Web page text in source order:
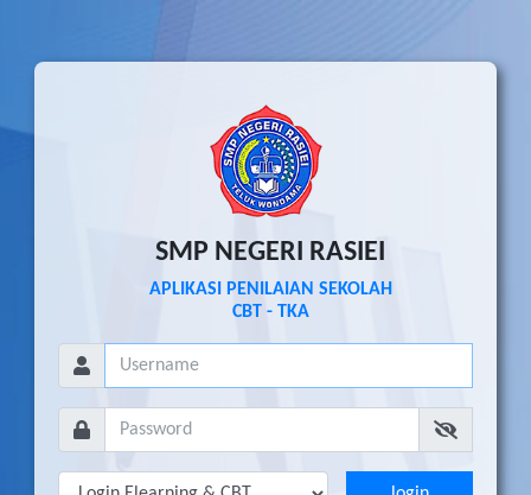
SMP NEGERI RASIEI
APLIKASI PENILAIAN SEKOLAH
CBT - TKA